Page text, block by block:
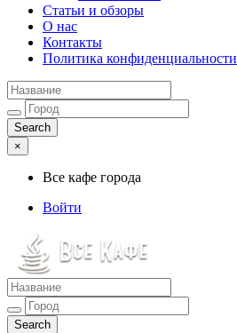
Статьи и обзоры
О нас
Контакты
Политика конфиденциальности
×
Все кафе города
Войти
Все кафе города
Каталог хороших кафе